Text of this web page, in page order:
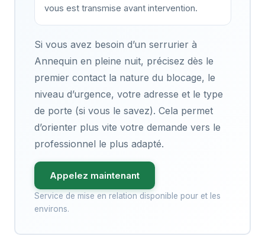
vous est transmise avant intervention.
Si vous avez besoin d’un serrurier à
Annequin en pleine nuit, précisez dès le
premier contact la nature du blocage, le
niveau d’urgence, votre adresse et le type
de porte (si vous le savez). Cela permet
d’orienter plus vite votre demande vers le
professionnel le plus adapté.
Appelez maintenant
Service de mise en relation disponible pour et les
environs.